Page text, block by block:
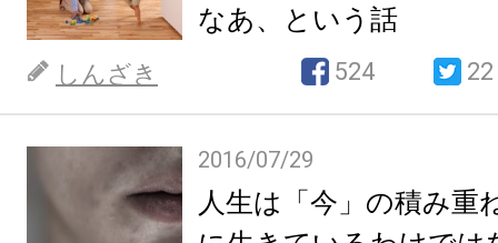
なあ、という話
しんざき 524 22
2016/07/29
人生は「今」の積み重